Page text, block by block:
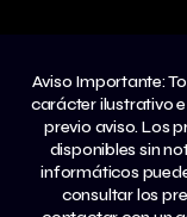
Aviso Importante:
carácter ilustrativo
previo aviso. Los
disponibles sin
informáticos
consultar los